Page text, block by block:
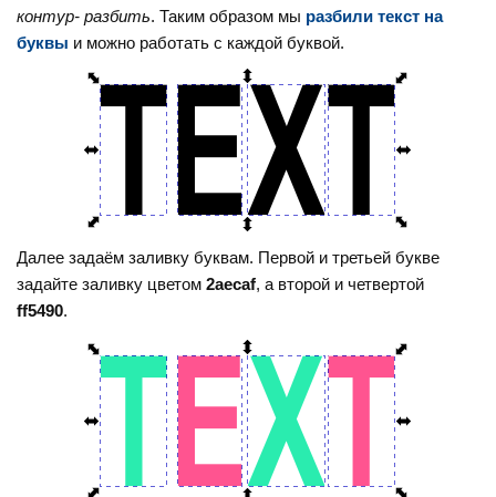
контур- разбить. Таким образом мы разбили текст на
буквы и можно работать с каждой буквой.
Далее задаём заливку буквам. Первой и третьей букве
задайте заливку цветом2aecaf, а второй и четвертой
ff5490.